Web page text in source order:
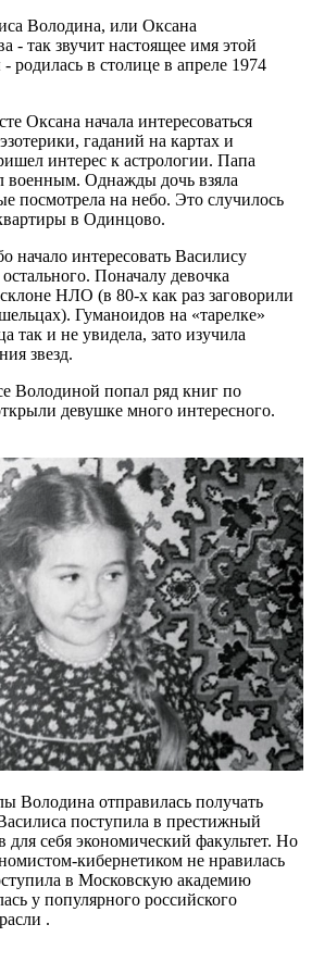
Володина, или Оксана
- так звучит настоящее имя этой
в столице в апреле 1974
Оксана начала интересоваться
гаданий на картах и
интерес к астрологии. Папа
Однажды дочь взяла
посмотрела на небо. Это случилось
в Одинцово.
начало интересовать Василису
Поначалу девочка
НЛО (в 80-х как раз заговорили
Гуманоидов на «тарелке»
так и не увидела, зато изучила
звезд.
Володиной попал ряд книг по
девушке много интересного.
Володина отправилась получать
поступила в престижный
для себя экономический факультет. Но
кибернетиком не нравилась
в Московскую академию
у популярного российского
.